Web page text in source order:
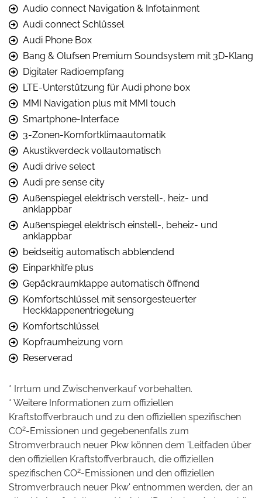
Audio connect Navigation & Infotainment
Audi connect Schlüssel
Audi Phone Box
Bang & Olufsen Premium Soundsystem mit 3D-Klang
Digitaler Radioempfang
LTE-Unterstützung für Audi phone box
MMI Navigation plus mit MMI touch
Smartphone-Interface
3-Zonen-Komfortklimaautomatik
Akustikverdeck vollautomatisch
Audi drive select
Audi pre sense city
Außenspiegel elektrisch verstell-, heiz- und
anklappbar
Außenspiegel elektrisch einstell-, beheiz- und
anklappbar
beidseitig automatisch abblendend
Einparkhilfe plus
Gepäckraumklappe automatisch öffnend
Komfortschlüssel mit sensorgesteuerter
Heckklappenentriegelung
Komfortschlüssel
Kopfraumheizung vorn
Reserverad
* Irrtum und Zwischenverkauf vorbehalten.
* Weitere Informationen zum offiziellen
Kraftstoffverbrauch und zu den offiziellen spezifischen
CO2-Emissionen und gegebenenfalls zum
Stromverbrauch neuer Pkw können dem 'Leitfaden über
den offiziellen Kraftstoffverbrauch, die offiziellen
spezifischen CO2-Emissionen und den offiziellen
Stromverbrauch neuer Pkw' entnommen werden, der an